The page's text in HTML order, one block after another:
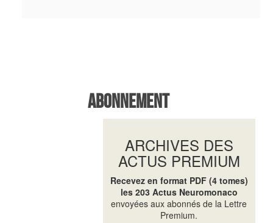
Abonnement
ARCHIVES DES
ACTUS PREMIUM
Recevez en format PDF (4 tomes)
les 203 Actus Neuromonaco
envoyées aux abonnés de la Lettre
Premium.